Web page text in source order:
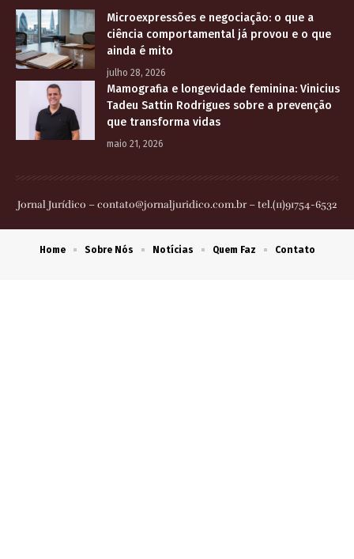
Microexpressões e negociação: o que a
ciência comportamental já provou e o que
ainda é mito
julho 28, 2026
Mamografia e longevidade feminina: Vinicius
Tadeu Sattin Rodrigues sobre a prevenção
que transforma vidas
maio 21, 2026
Jornal Jurídico –contato@jornaljuridico.com.br– tel.(11)91754-6532
Home Sobre Nós Notícias Quem Faz Contato